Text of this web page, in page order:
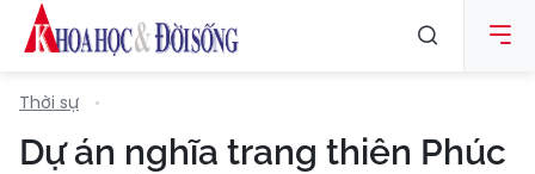
Thời sự
Dự án nghĩa trang thiên Phúc